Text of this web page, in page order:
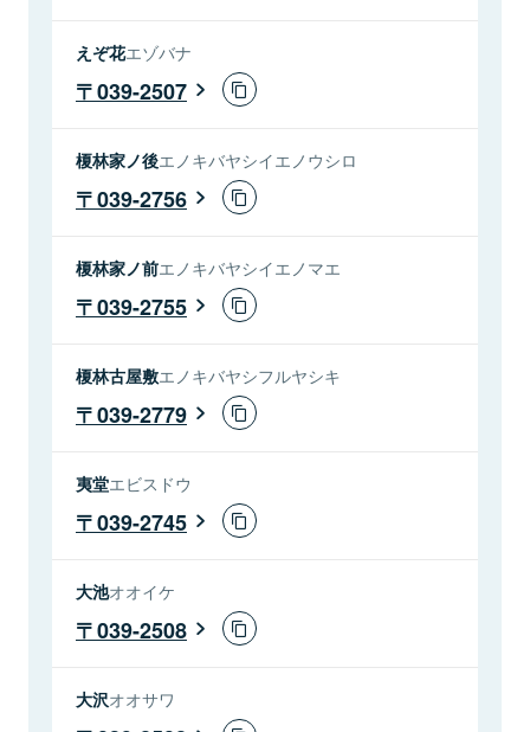
えぞ花エゾバナ
039-2507
榎林家ノ後エノキバヤシイエノウシロ
039-2756
榎林家ノ前エノキバヤシイエノマエ
039-2755
榎林古屋敷エノキバヤシフルヤシキ
039-2779
夷堂エビスドウ
039-2745
大池オオイケ
039-2508
大沢オオサワ